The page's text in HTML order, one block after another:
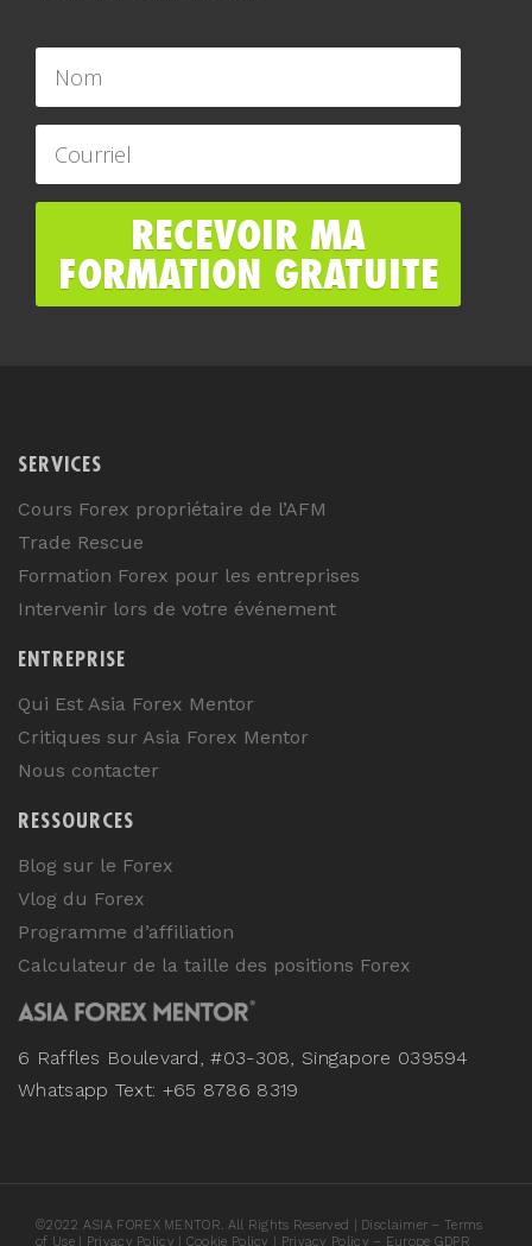
SERVICES
Cours Forex propriétaire de l’AFM
Trade Rescue
Formation Forex pour les entreprises
Intervenir lors de votre événement
ENTREPRISE
Qui Est Asia Forex Mentor
Critiques sur Asia Forex Mentor
Nous contacter
RESSOURCES
Blog sur le Forex
Vlog du Forex
Programme d’affiliation
Calculateur de la taille des positions Forex
6 Raffles Boulevard, #03-308, Singapore 039594
Whatsapp Text: +65 8786 8319
©2022 ASIA FOREX MENTOR. All Rights Reserved |
Disclaimer – Terms
of Use| Privacy Policy Cookie Policy Privacy Policy – Europe GDPR